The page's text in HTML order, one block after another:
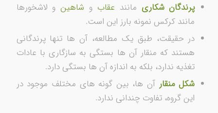
پرندگان شکاری مانند عقاب و شاهینو لاشخورها
مانند کرکس نمونه بارز این است.
در حقیقت، طبق یک مطالعه، آن ها تنها پرندگانی
هستند که منقار آن­ ها بستگی به سازگاری با عادات
تغذیه ندارد، بلکه به اندازه آن ­ها بستگی دارد.
شکل منقار آن­ ها، بین گونه ­های مختلف موجود در
این گروه، تفاوت چندانی ندارد.